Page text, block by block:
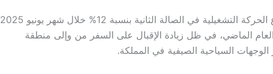
كما أظهرت البيانات ارتفاع الحركة التشغيلية في الصالة الثانية بنسبة 12% خلال شهر يونيو 2025
الماضي، في ظل زيادة الإقبال على السفر من وإلى منطقة
السياحية الصيفية في المملكة.